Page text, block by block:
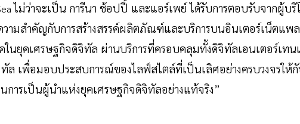
ไม่ว่าจะเป็น การีนา ช้อปปี้ และแอร์เพย์ ได้รับการตอบรับจากผู้บริ
วามสำคัญกับการสร้างสรรค์ผลิตภัณฑ์และบริการบนอินเตอร์เน็ตแ
ในยุคเศรษฐกิจดิจิทัล ผ่านบริการที่ครอบคลุมทั้งดิจิทัลเอนเตอร์เ
ล เพื่อมอบประสบการณ์ของไลฟ์สไตล์ที่เป็นเลิศอย่างครบวงจรให้
นการเป็นผู้นำแห่งยุคเศรษฐกิจดิจิทัลอย่างแท้จริง”